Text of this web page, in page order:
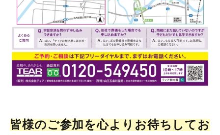
皆様のご参加を心よりお待ちしてお